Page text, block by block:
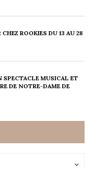
ROOKIES DU 13 AU 28
SPECTACLE MUSICAL ET
DE NOTRE-DAME DE